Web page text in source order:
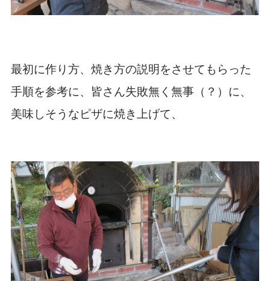
最初に作り方、焼き方の説明をさせてもらった
手順を参考に、皆さん失敗無く無事（？）に、
美味しそうなピザに焼き上げて、